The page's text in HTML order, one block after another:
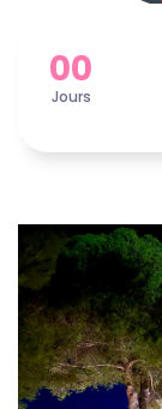
00
Jours